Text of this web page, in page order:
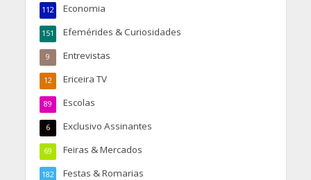
Economia
112
Efemérides & Curiosidades
151
Entrevistas
9
Ericeira TV
12
Escolas
89
Exclusivo Assinantes
6
Feiras & Mercados
69
Festas & Romarias
182